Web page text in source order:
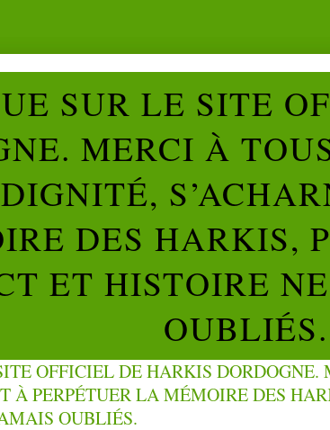
SUR LE SITE
MERCI À
DES HARKIS,
ET HISTOIRE
OUBLIÉS.